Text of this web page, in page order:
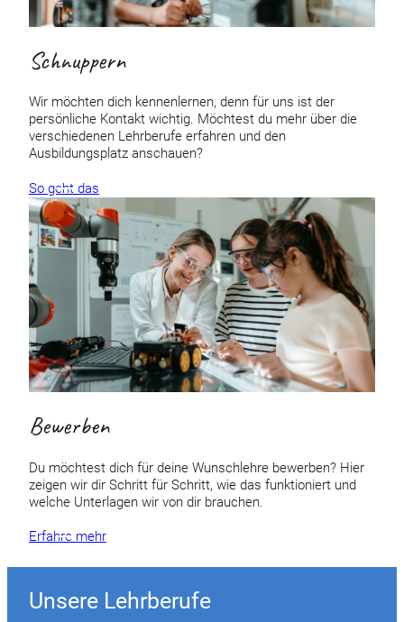
Schnuppern
Wir möchten dich kennenlernen, denn für uns ist der
persönliche Kontakt wichtig. Möchtest du mehr über die
verschiedenen Lehrberufe erfahren und den
Ausbildungsplatz anschauen?
So geht das
Bewerben
Du möchtest dich für deine Wunschlehre bewerben? Hier
zeigen wir dir Schritt für Schritt, wie das funktioniert und
welche Unterlagen wir von dir brauchen.
Erfahre mehr
Unsere Lehrberufe